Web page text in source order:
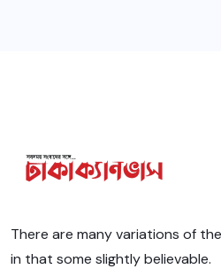
There are many variations of
in that some slightly believable.